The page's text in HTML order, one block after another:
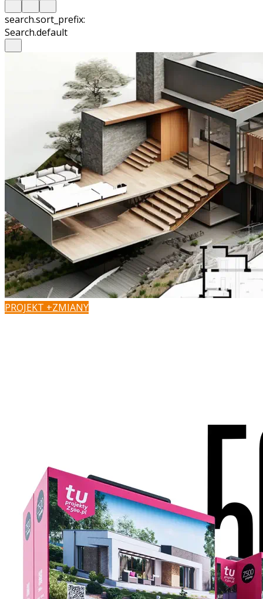
search.sort_prefix:
Search.default
PROJEKT +ZMIANY